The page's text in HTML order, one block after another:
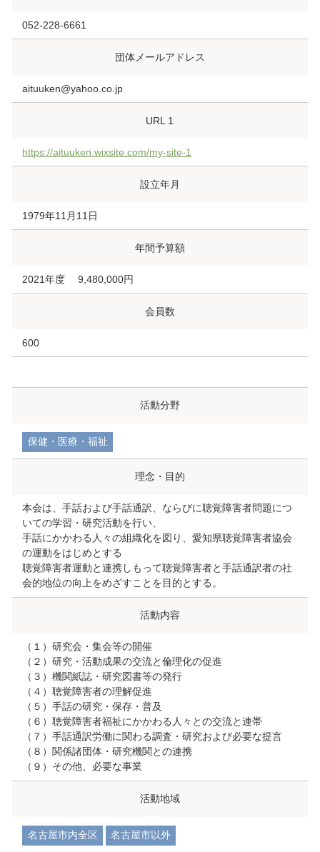
052-228-6661
団体メールアドレス
aituuken@yahoo.co.jp
URL 1
https://aituuken.wixsite.com/my-site-1
設立年月
1979年11月11日
年間予算額
2021年度 9,480,000円
会員数
600
活動分野
保健・医療・福祉
理念・目的
本会は、手話および手話通訳、ならびに聴覚障害者問題につ
いての学習・研究活動を行い、
手話にかかわる人々の組織化を図り、愛知県聴覚障害者協会
の運動をはじめとする
聴覚障害者運動と連携しもって聴覚障害者と手話通訳者の社
会的地位の向上をめざすことを目的とする。
活動内容
（１）研究会・集会等の開催
（２）研究・活動成果の交流と倫理化の促進
（３）機関紙誌・研究図書等の発行
（４）聴覚障害者の理解促進
（５）手話の研究・保存・普及
（６）聴覚障害者福祉にかかわる人々との交流と連帯
（７）手話通訳労働に関わる調査・研究および必要な提言
（８）関係諸団体・研究機関との連携
（９）その他、必要な事業
活動地域
名古屋市内全区 名古屋市以外